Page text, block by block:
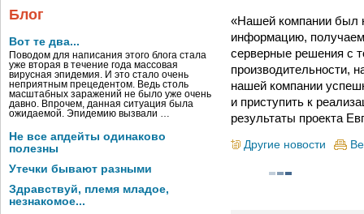
Блог
Вот те два...
Поводом для написания этого блога стала
уже вторая в течение года массовая
вирусная эпидемия. И это стало очень
неприятным прецедентом. Ведь столь
масштабных заражений не было уже очень
давно. Впрочем, данная ситуация была
ожидаемой. Эпидемию вызвали …
Не все апдейты одинаково
полезны
Утечки бывают разными
Здравствуй, племя младое,
незнакомое...
«Нашей компании был
информацию,
серверные решения с
производительности,
нашей компании
и приступить к
результаты проекта
Другие новости